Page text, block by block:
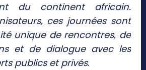
du continent africain.
ces journées sont
unique de rencontres, de
et de dialogue avec les
publics et privés.